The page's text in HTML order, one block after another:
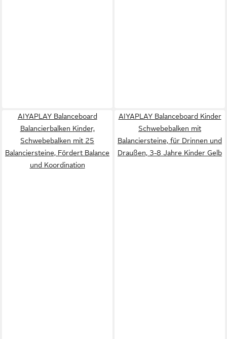
AIYAPLAY Balanceboard
Balancierbalken Kinder,
Schwebebalken mit 25
Balanciersteine, Fördert Balance
und Koordination
AIYAPLAY Balanceboard Kinder
Schwebebalken mit
Balanciersteine, für Drinnen und
Draußen, 3-8 Jahre Kinder Gelb